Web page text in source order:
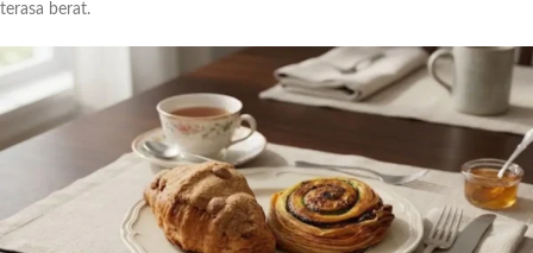
terasa berat.